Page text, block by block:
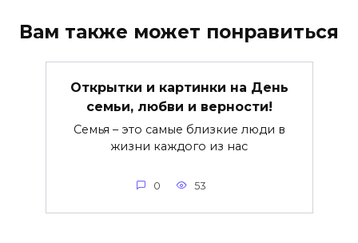
Вам также может понравиться
Открытки и картинки на День
семьи, любви и верности!
Семья – это самые близкие люди в
жизни каждого из нас
0 53